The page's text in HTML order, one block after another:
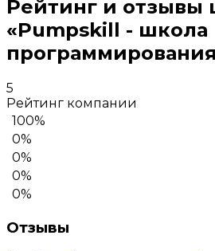
Рейтинг и отзывы
«Pumpskill - школа
5
Рейтинг компании
100%
0%
0%
0%
0%
Отзывы